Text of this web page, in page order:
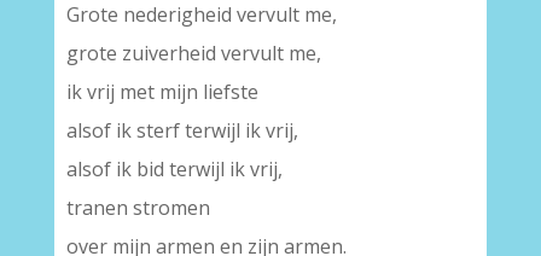
Grote nederigheid vervult me,
grote zuiverheid vervult me,
ik vrij met mijn liefste
alsof ik sterf terwijl ik vrij,
alsof ik bid terwijl ik vrij,
tranen stromen
over mijn armen en zijn armen.